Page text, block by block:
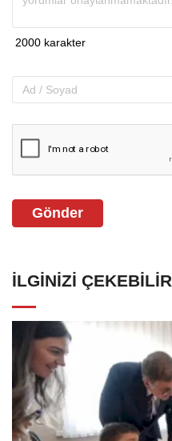
Gönder
İLGINIZI ÇEKEBILIR